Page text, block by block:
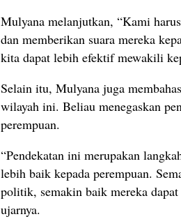
Mulyana melanjutkan, “Kami
dan memberikan suara mereka
kita dapat lebih efektif mewakili
Selain itu, Mulyana juga
wilayah ini. Beliau menegaskan
perempuan.
“Pendekatan ini merupakan
lebih baik kepada perempuan.
politik, semakin baik mereka
ujarnya.